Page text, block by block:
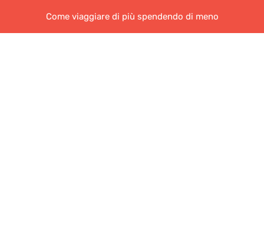
Come viaggiare di più spendendo di meno